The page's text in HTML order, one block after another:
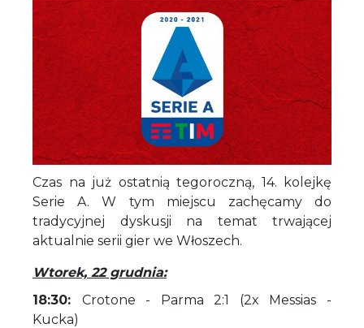
Czas na już ostatnią tegoroczną, 14. kolejkę
Serie A. W tym miejscu zachęcamy do
tradycyjnej dyskusji na temat trwającej
aktualnie serii gier we Włoszech.
Wtorek, 22 grudnia:
18:30: Crotone - Parma 2:1 (2x Messias -
Kucka)